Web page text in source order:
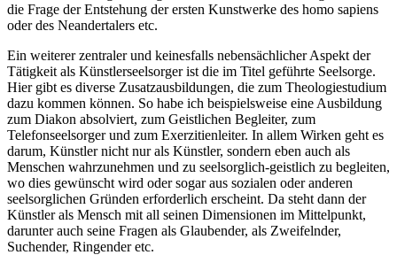
die Frage der Entstehung der ersten Kunstwerke des homo sapiens
oder des Neandertalers etc.
Ein weiterer zentraler und keinesfalls nebensächlicher Aspekt der
Tätigkeit als Künstlerseelsorger ist die im Titel geführte Seelsorge.
Hier gibt es diverse Zusatzausbildungen, die zum Theologiestudium
dazu kommen können. So habe ich beispielsweise eine Ausbildung
zum Diakon absolviert, zum Geistlichen Begleiter, zum
Telefonseelsorger und zum Exerzitienleiter. In allem Wirken geht es
darum, Künstler nicht nur als Künstler, sondern eben auch als
Menschen wahrzunehmen und zu seelsorglich-geistlich zu begleiten,
wo dies gewünscht wird oder sogar aus sozialen oder anderen
seelsorglichen Gründen erforderlich erscheint. Da steht dann der
Künstler als Mensch mit all seinen Dimensionen im Mittelpunkt,
darunter auch seine Fragen als Glaubender, als Zweifelnder,
Suchender, Ringender etc.